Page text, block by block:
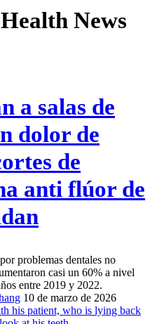
News
a salas de
dolor de
de
anti flúor de
problemas dentales no
casi un 60% a nivel
entre 2019 y 2022.
10 de marzo de 2026